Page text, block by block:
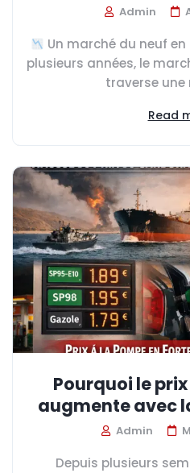
Admin
Un marché du neuf
plusieurs années, le
traverse une
Read
Pourquoi le
augmente avec
Admin
Depuis plusieurs